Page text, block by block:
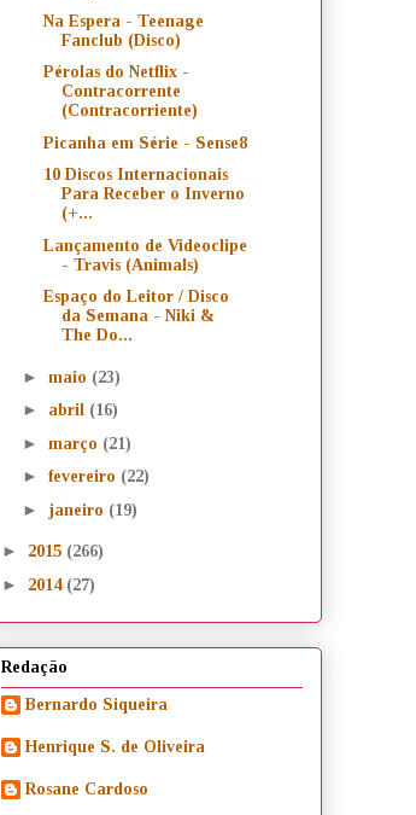
Na Espera - Teenage
Fanclub (Disco)
Pérolas do Netflix -
Contracorrente
(Contracorriente)
Picanha em Série - Sense8
10 Discos Internacionais
Para Receber o Inverno
(+...
Lançamento de Videoclipe
- Travis (Animals)
Espaço do Leitor / Disco
da Semana - Niki &
The Do...
► maio (23)
► abril (16)
► março (21)
► fevereiro (22)
► janeiro (19)
► 2015 (266)
► 2014 (27)
Redação
Bernardo Siqueira
Henrique S. de Oliveira
Rosane Cardoso